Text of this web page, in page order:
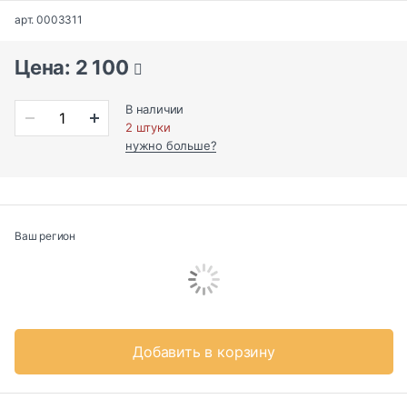
арт. 0003311
Цена: 2 100
В наличии
2 штуки
нужно больше?
Ваш регион
Добавить в корзину